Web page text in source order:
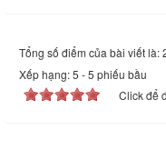
Tổng số điểm của bài viết là:
Xếp hạng:5 -5 phiếu bầu
Click để